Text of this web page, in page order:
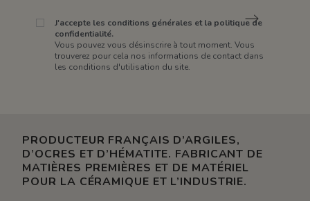
J'accepte les conditions générales et la politique de
confidentialité.
Vous pouvez vous désinscrire à tout moment. Vous
trouverez pour cela nos informations de contact dans
les conditions d'utilisation du site.
PRODUCTEUR FRANÇAIS D’ARGILES,
D’OCRES ET D’HÉMATITE. FABRICANT DE
MATIÈRES PREMIÈRES ET DE MATÉRIEL
POUR LA CÉRAMIQUE ET L’INDUSTRIE.